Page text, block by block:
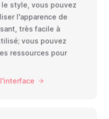
le style, vous pouvez
l'apparence de
très facile à
vous pouvez
ressources pour